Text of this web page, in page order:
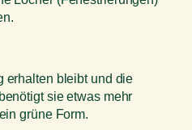
erhalten bleibt und die
sie etwas mehr
grüne Form.